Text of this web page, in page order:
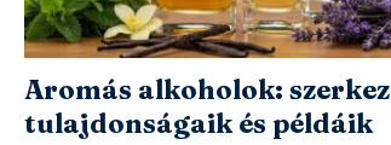
Aromás alkoholok:
tulajdonságaik és példáik